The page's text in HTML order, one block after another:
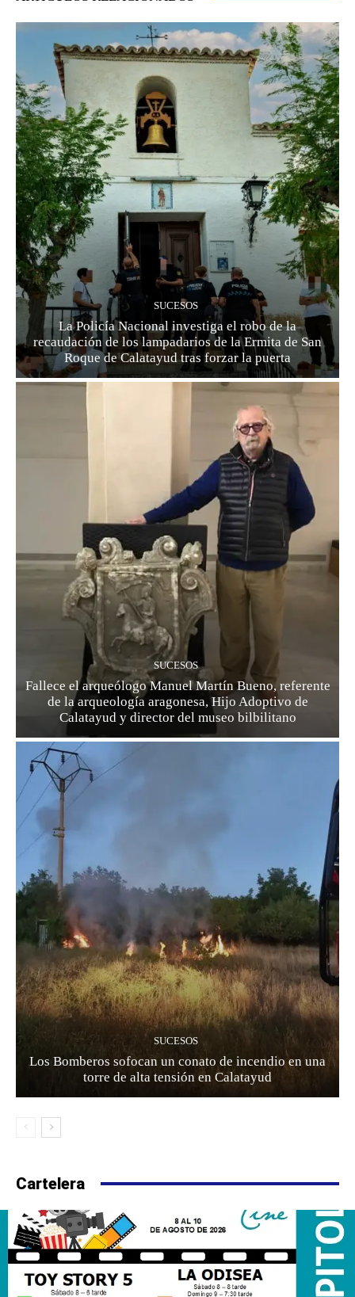
SUCESOS
La Policía Nacional investiga el robo de la
recaudación de los lampadarios de la Ermita de San
Roque de Calatayud tras forzar la puerta
SUCESOS
Fallece el arqueólogo Manuel Martín Bueno, referente
de la arqueología aragonesa, Hijo Adoptivo de
Calatayud y director del museo bilbilitano
SUCESOS
Los Bomberos sofocan un conato de incendio en una
torre de alta tensión en Calatayud
Cartelera